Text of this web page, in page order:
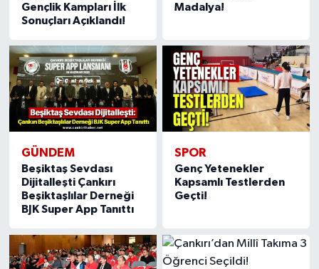
Gençlik Kampları İlk
Sonuçları Açıklandı!
Madalya!
GÜNDEM
Beşiktaş Sevdası
Dijitalleşti Çankırı
Beşiktaşlılar Derneği
BJK Super App Tanıttı
SPOR
Genç Yetenekler
Kapsamlı Testlerden
Geçti!